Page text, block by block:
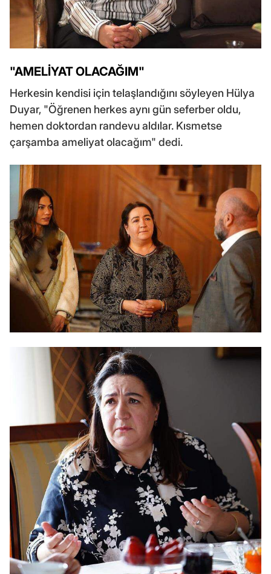
"AMELİYAT OLACAĞIM"
Herkesin kendisi için telaşlandığını söyleyen Hülya
Duyar, "Öğrenen herkes aynı gün seferber oldu,
hemen doktordan randevu aldılar. Kısmetse
çarşamba ameliyat olacağım" dedi.